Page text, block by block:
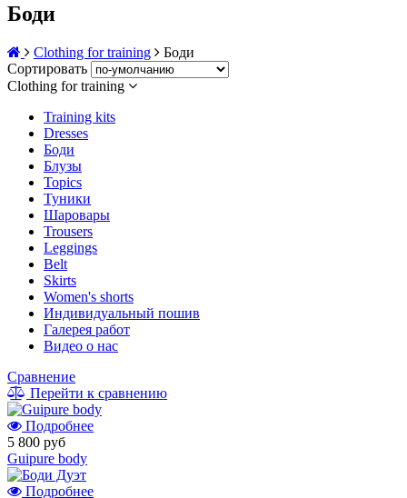
Боди
Сlothing for training
Боди
Сортировать
Сlothing for training
Training kits
Dresses
Боди
Блузы
Topics
Туники
Шаровары
Trousers
Leggings
Belt
Skirts
Women's shorts
Индивидуальный пошив
Галерея работ
Видео о нас
Сравнение
Перейти к сравнению
Подробнее
5 800 руб
Guipure body
Подробнее